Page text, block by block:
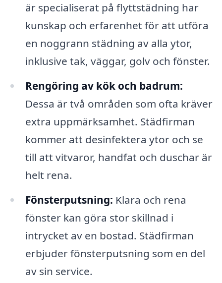
är specialiserat på flyttstädning har
kunskap och erfarenhet för att utföra
en noggrann städning av alla ytor,
inklusive tak, väggar, golv och fönster.
Rengöring av kök och badrum:
Dessa är två områden som ofta kräver
extra uppmärksamhet. Städfirman
kommer att desinfektera ytor och se
till att vitvaror, handfat och duschar är
helt rena.
Fönsterputsning: Klara och rena
fönster kan göra stor skillnad i
intrycket av en bostad. Städfirman
erbjuder fönsterputsning som en del
av sin service.